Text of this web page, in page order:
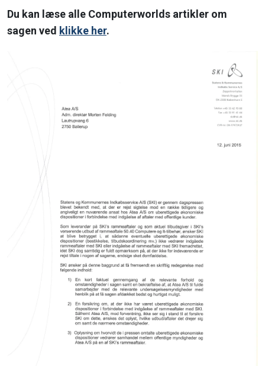
Du kan læse alle Computerworlds artikler om
sagen ved klikke her.